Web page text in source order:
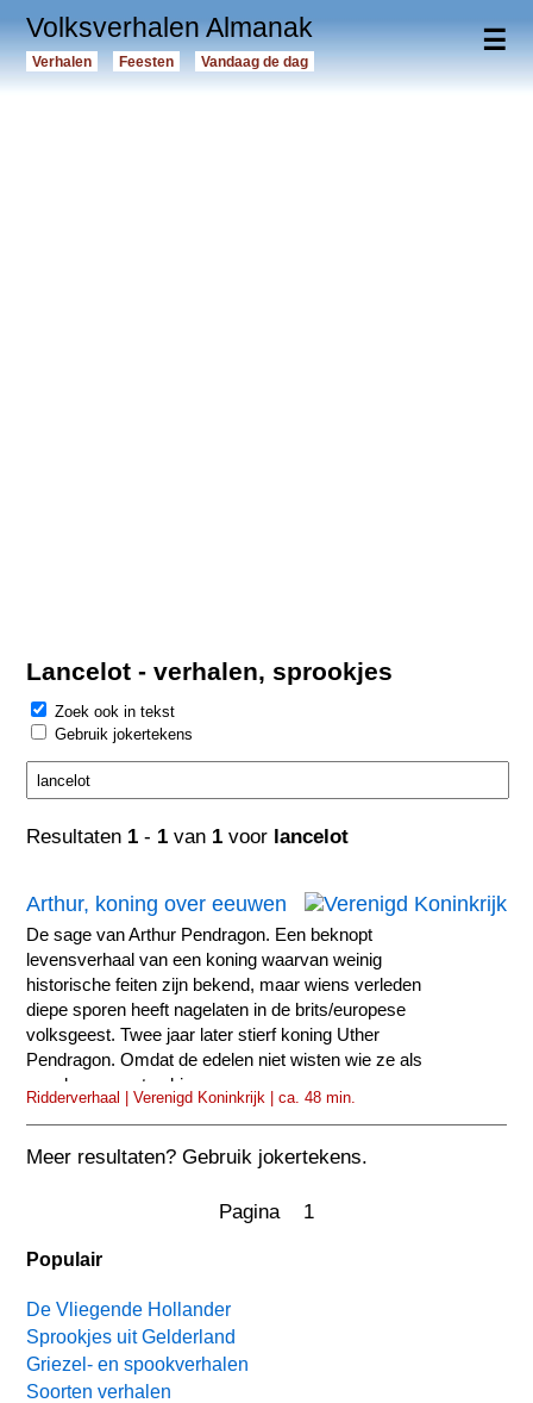
☰
Volksverhalen Almanak
Verhalen Feesten Vandaag de dag
Lancelot - verhalen, sprookjes
Zoek ook in tekst
Gebruik jokertekens
Resultaten 1 - 1 van 1 voor lancelot
Arthur, koning over eeuwen
De sage van Arthur Pendragon. Een beknopt
levensverhaal van een koning waarvan weinig
historische feiten zijn bekend, maar wiens verleden
diepe sporen heeft nagelaten in de brits/europese
volksgeest. Twee jaar later stierf koning Uther
Pendragon. Omdat de edelen niet wisten wie ze als
opvolger moesten kiezen...
Ridderverhaal | Verenigd Koninkrijk | ca. 48 min.
Meer resultaten? Gebruik jokertekens.
Pagina 1
Populair
De Vliegende Hollander
Sprookjes uit Gelderland
Griezel- en spookverhalen
Soorten verhalen